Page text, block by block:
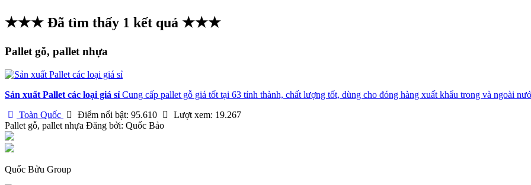
★★★ Đã tìm thấy 1 kết quả ★★★
Pallet gỗ, pallet nhựa
Sản xuất Pallet các loại giá sỉ Cung cấp pallet gỗ giá tốt tại 63 tỉnh thành, chất lượng tốt, dùng cho đóng hàng xuất khẩu trong và ngoài
Toàn Quốc
Điểm nổi bật: 95.610
Lượt xem: 19.267
Pallet gỗ, pallet nhựa Đăng bởi: Quốc Bảo
Quốc Bửu Group